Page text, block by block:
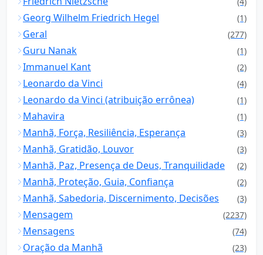
Georg Wilhelm Friedrich Hegel (1)
Geral (277)
Guru Nanak (1)
Immanuel Kant (2)
Leonardo da Vinci (4)
Leonardo da Vinci (atribuição errônea) (1)
Mahavira (1)
Manhã, Força, Resiliência, Esperança (3)
Manhã, Gratidão, Louvor (3)
Manhã, Paz, Presença de Deus, Tranquilidade (2)
Manhã, Proteção, Guia, Confiança (2)
Manhã, Sabedoria, Discernimento, Decisões (3)
Mensagem (2237)
Mensagens (74)
Oração da Manhã (23)